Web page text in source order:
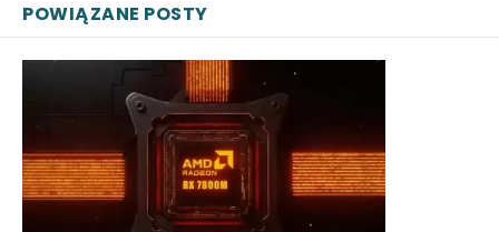
POWIĄZANE POSTY